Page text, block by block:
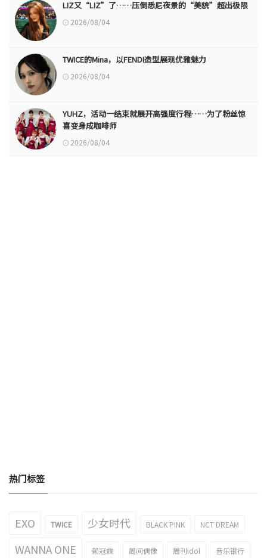
LIZ又“LIZ”了……压倒悉尼夜景的“美貌”超出极限
2026/08/04
TWICE的Mina，以FENDI造型展现优雅魅力
2026/08/04
YUHZ，活动一结束就展开高强度行程……为了粉丝惊
喜变身成咖啡师
2026/08/04
热门标签
EXO TWICE 少女时代 BLACK PINK NCT DREAM
WANNA ONE 赖冠霖 周间偶像 周刊idol 音乐银行